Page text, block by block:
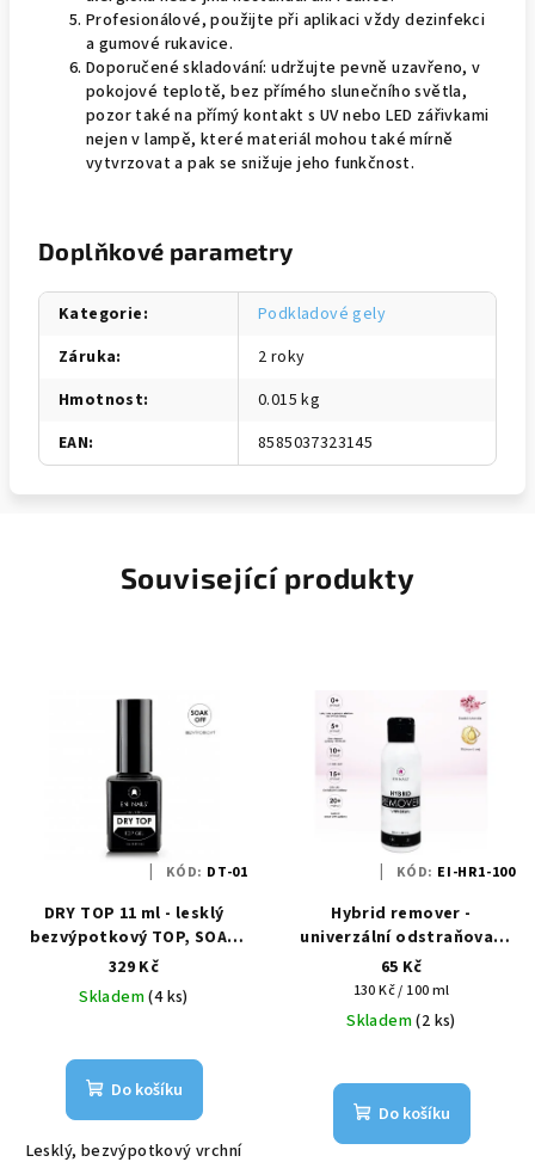
Profesionálové, použijte při aplikaci vždy dezinfekci
a gumové rukavice.
Doporučené skladování: udržujte pevně uzavřeno, v
pokojové teplotě, bez přímého slunečního světla,
pozor také na přímý kontakt s UV nebo LED zářivkami
nejen v lampě, které materiál mohou také mírně
vytvrzovat a pak se snižuje jeho funkčnost.
Doplňkové parametry
Kategorie:
Podkladové gely
Záruka:
2 roky
Hmotnost:
0.015 kg
EAN: 8585037323145
Související produkty
DRY TOP 11 ml - lesklý
bezvýpotkový TOP, SOAK
OFF
329 Kč
Skladem(4 ks)
Do košíku
Lesklý, bezvýpotkový vrchní
KÓD: DT-01
Hybrid remover -
univerzální odstraňovač
50ml Enii-nails
65 Kč
Měrná
cena:
130 Kč / 100 ml
Skladem(2 ks)
Do košíku
KÓD: EI-HR1-100